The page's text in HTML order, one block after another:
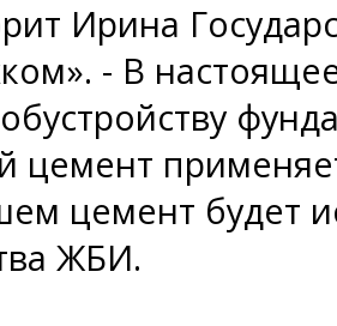
Ирина
- В
цемент
цемент будет
ЖБИ.